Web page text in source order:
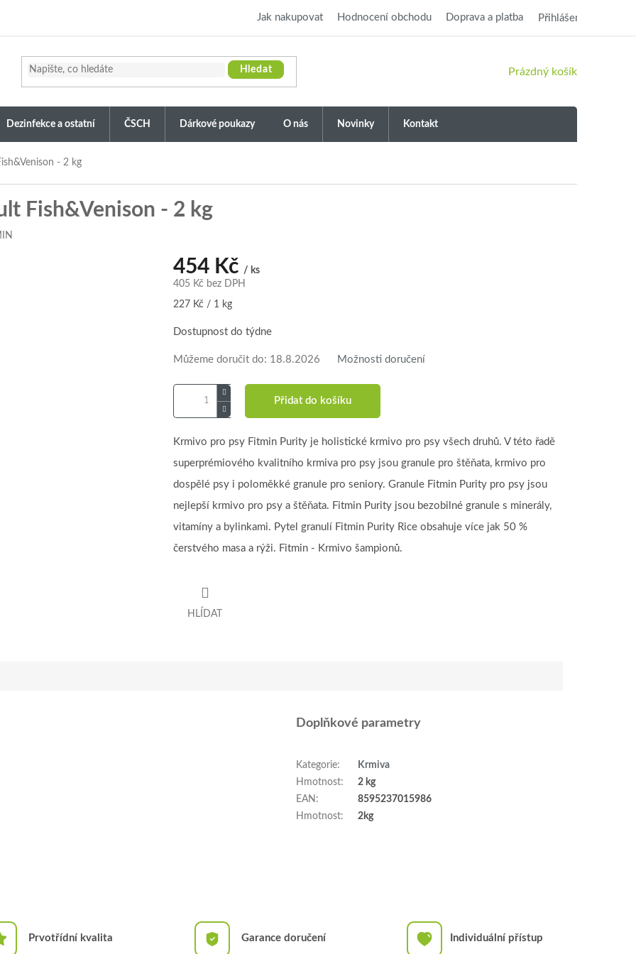
Jak nakupovat Hodnocení obchodu Doprava a platba Přihlášení
Hledat
NÁKUPNÍ
Prázdný košík
Dezinfekce a ostatní ČSCH Dárkové poukazy O nás Novinky Kontakt
- 2 kg
Fish&Venison - 2 kg
454 Kč / ks
405 Kč bez DPH
Měrná
227 Kč / 1 kg
Dostupnost do týdne
Můžeme doručit do: 18.8.2026 Možnosti doručení
Přidat do košíku
Krmivo pro psy Fitmin Purity je holistické krmivo pro psy všech druhů. V této řadě
superprémiového kvalitního krmiva pro psy jsou granule pro štěňata, krmivo pro
dospělé psy i poloměkké granule pro seniory. Granule Fitmin Purity pro psy jsou
nejlepší krmivo pro psy a štěňata. Fitmin Purity jsou bezobilné granule s minerály,
vitamíny a bylinkami. Pytel granulí Fitmin Purity Rice obsahuje více jak 50 %
čerstvého masa a rýži. Fitmin - Krmivo šampionů.
HLÍDAT
Doplňkové parametry
Kategorie:
Krmiva
Hmotnost:
2 kg
EAN :
8595237015986
Hmotnost: 2kg
Prvotřídní kvalita Garance doručení Individuální přístup